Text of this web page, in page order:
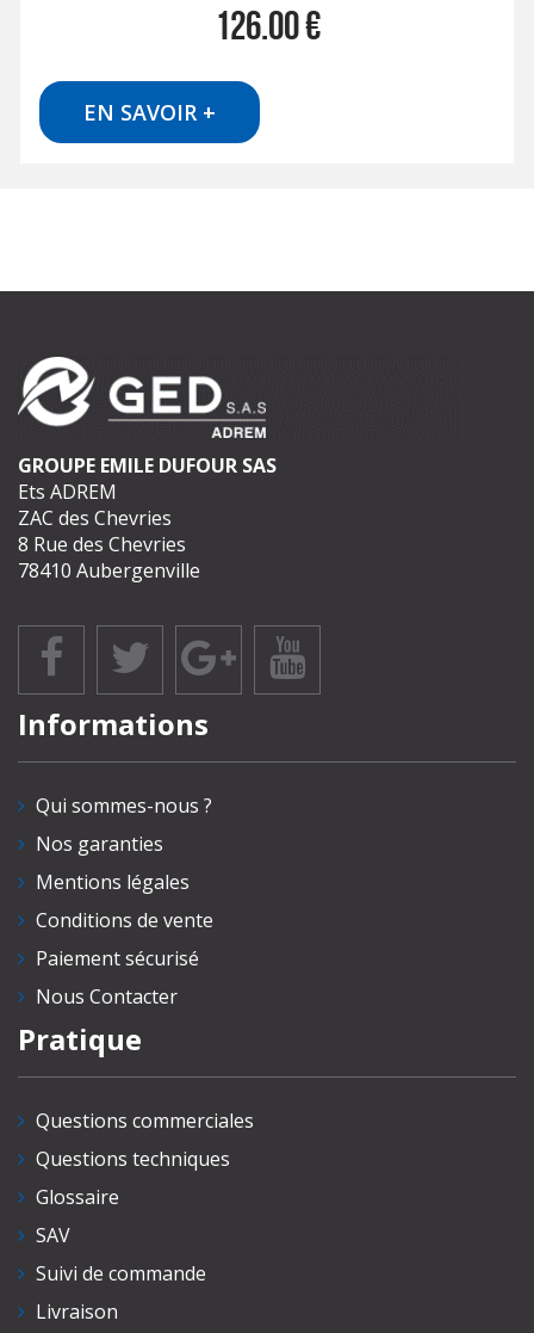
126.00€
EN SAVOIR +
GROUPE EMILE DUFOUR SAS
Ets ADREM
ZAC des Chevries
8 Rue des Chevries
78410 Aubergenville
Informations
Qui sommes-nous ?
Nos garanties
Mentions légales
Conditions de vente
Paiement sécurisé
Nous Contacter
Pratique
Questions commerciales
Questions techniques
Glossaire
SAV
Suivi de commande
Livraison